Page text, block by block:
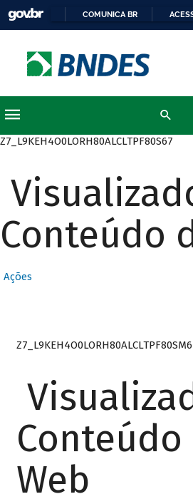
COMUNICA BR
Z7_L9KEH4O0LORH80ALCLTPF80S67
Conteúdo
Ações
Z7_L9KEH4O0LORH80ALCLTPF80SM6
Conteúdo
Web